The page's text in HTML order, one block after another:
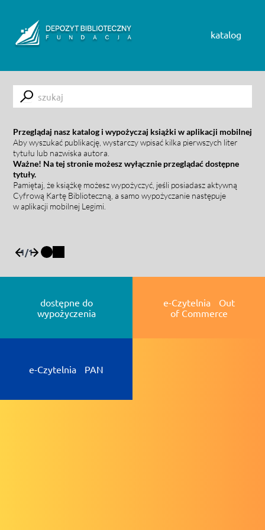
katalog
Submit
Przeglądaj nasz katalog i wypożyczaj książki w aplikacji mobilnej
Aby wyszukać publikację, wystarczy wpisać kilka pierwszych liter
tytułu lub nazwiska autora.
Ważne! Na tej stronie możesz wyłącznie przeglądać dostępne
tytuły.
Pamiętaj, że książkę możesz wypożyczyć, jeśli posiadasz aktywną
Cyfrową Kartę Biblioteczną, a samo wypożyczanie następuje
w aplikacji mobilnej Legimi.
1/1
dostępne do
wypożyczenia
e-Czytelnia Out
of Commerce
e-Czytelnia PAN